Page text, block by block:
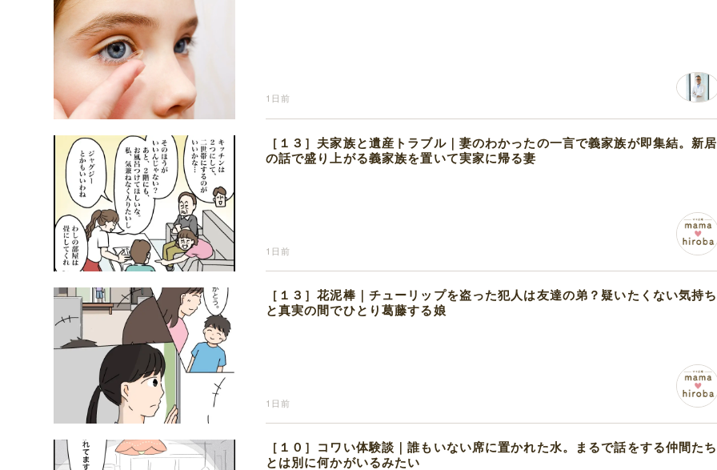
1日前
［１３］夫家族と遺産トラブル｜妻のわかったの一言で義家族が即集結。新居
の話で盛り上がる義家族を置いて実家に帰る妻
1日前
［１３］花泥棒｜チューリップを盗った犯人は友達の弟？疑いたくない気持ち
と真実の間でひとり葛藤する娘
1日前
［１０］コワい体験談｜誰もいない席に置かれた水。まるで話をする仲間たち
とは別に何かがいるみたい